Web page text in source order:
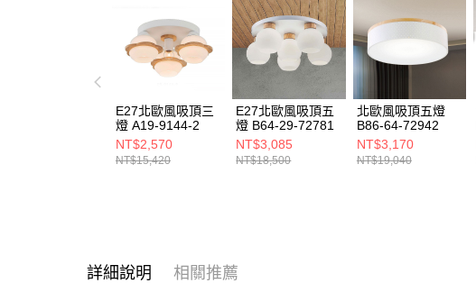
E27北歐風吸頂三
燈 A19-9144-2
NT$2,570
NT$15,420
E27北歐風吸頂五
燈 B64-29-72781
NT$3,085
NT$18,500
北歐風吸頂五燈
B86-64-72942
NT$3,170
NT$19,040
詳細說明 相關推薦